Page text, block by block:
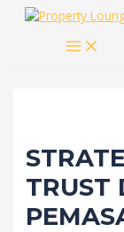
Skip
MAIN
MENU
TRUST